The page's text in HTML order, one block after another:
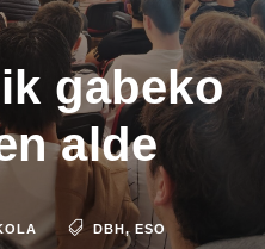
gabeko
alde
DBH, ESO